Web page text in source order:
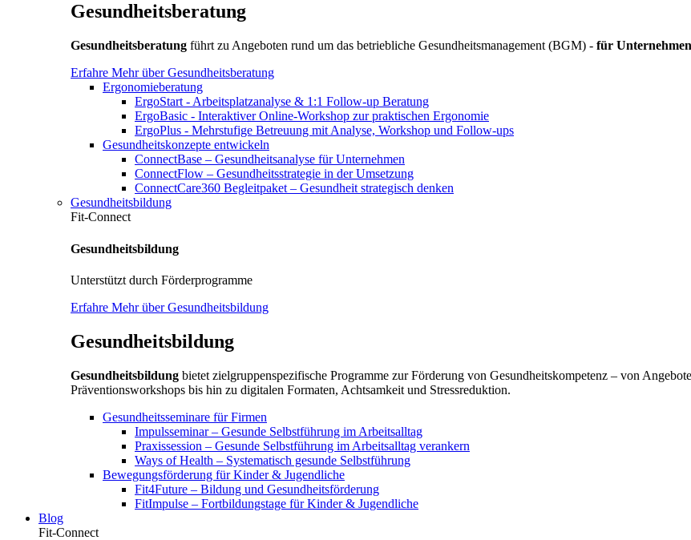
Gesundheitsberatung
Gesundheitsberatung führt zu Angeboten rund um das betriebliche Gesundheitsmanagement (BGM) - für
Erfahre Mehr über Gesundheitsberatung
Ergonomieberatung
ErgoStart - Arbeitsplatzanalyse & 1:1 Follow-up Beratung
ErgoBasic - Interaktiver Online-Workshop zur praktischen Ergonomie
ErgoPlus - Mehrstufige Betreuung mit Analyse, Workshop und Follow-ups
Gesundheitskonzepte entwickeln
ConnectBase – Gesundheitsanalyse für Unternehmen
ConnectFlow – Gesundheitsstrategie in der Umsetzung
ConnectCare360 Begleitpaket – Gesundheit strategisch denken
Gesundheitsbildung
Fit-Connect
Gesundheitsbildung
Unterstützt durch Förderprogramme
Erfahre Mehr über Gesundheitsbildung
Gesundheitsbildung
Gesundheitsbildung bietet zielgruppenspezifische Programme zur Förderung von Gesundheitskompetenz – von
Präventionsworkshops bis hin zu digitalen Formaten, Achtsamkeit und Stressreduktion.
Gesundheitsseminare für Firmen
Impulsseminar – Gesunde Selbstführung im Arbeitsalltag
Praxissession – Gesunde Selbstführung im Arbeitsalltag verankern
Ways of Health – Systematisch gesunde Selbstführung
Bewegungsförderung für Kinder & Jugendliche
Fit4Future – Bildung und Gesundheitsförderung
FitImpulse – Fortbildungstage für Kinder & Jugendliche
Blog
Fit-Connect